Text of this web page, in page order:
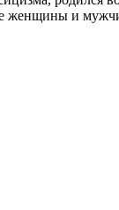
и